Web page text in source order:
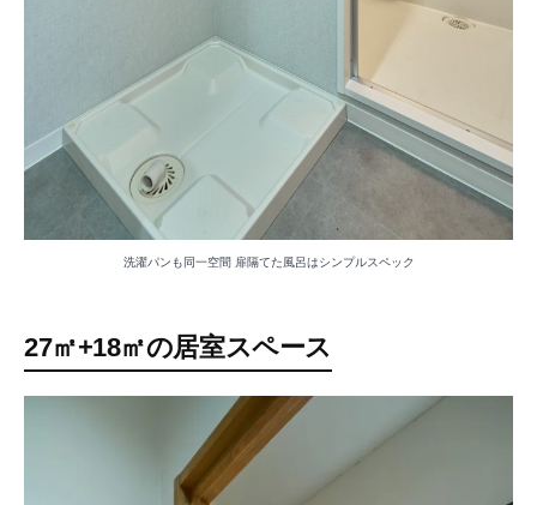
洗濯パンも同一空間 扉隔てた風呂はシンプルスペック
27㎡+18㎡の居室スペース